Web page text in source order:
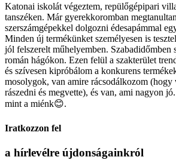
Katonai iskolát végeztem, repülőgépipari
tanszéken. Már gyerekkoromban
szerszámgépekkel dolgozni édesapámmal
Minden új termékünket személyesen is
jól felszerelt műhelyemben. Szabadidőmben
román hágókon. Ezen felül a szakterület
és szívesen kipróbálom a konkurens
mosolygok, van amire rácsodálkozom (hogy
rászedni és megvette), és van, ami nagyon
mint a miénk😊.
Iratkozzon fel
a hírlevélre újdonságainkról